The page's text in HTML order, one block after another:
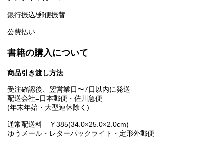
銀行振込/郵便振替
公費払い
書籍の購入について
商品引き渡し方法
受注確認後、翌営業日〜7日以内に発送
配送会社=日本郵便・佐川急便
(年末年始・大型連休除く)
通常配送料 ￥385(34.0×25.0×2.0cm)
ゆうメール・レターパックライト・定形外郵便